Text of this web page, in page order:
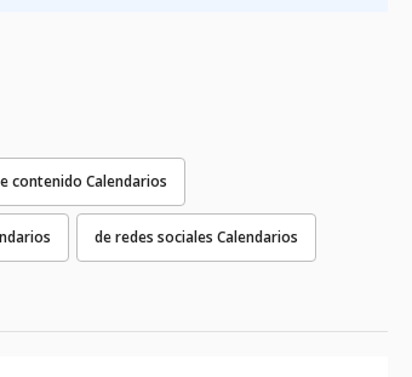
contenido Calendarios
de redes sociales Calendarios